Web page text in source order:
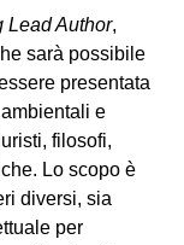
Lead Author,
sarà possibile
presentata
e
filosofi,
Lo scopo è
diversi, sia
per